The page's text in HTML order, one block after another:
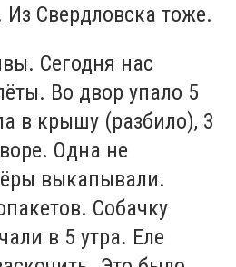
Из Свердловска тоже.
Сегодня нас
Во двор упало 5
в крышу (разбило), 3
Одна не
выкапывали.
Собачку
в 5 утра. Еле